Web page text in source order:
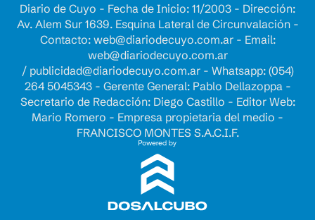
Diario de Cuyo - Fecha de Inicio: 11/2003 - Dirección:
Av. Alem Sur 1639. Esquina Lateral de Circunvalación -
Contacto: web@diariodecuyo.com.ar- Email:
web@diariodecuyo.com.ar
/ publicidad@diariodecuyo.com.ar- Whatsapp: (054)
264 5045343 - Gerente General: Pablo Dellazoppa -
Secretario de Redacción: Diego Castillo - Editor Web:
Mario Romero - Empresa propietaria del medio -
FRANCISCO MONTES S.A.C.I.F.